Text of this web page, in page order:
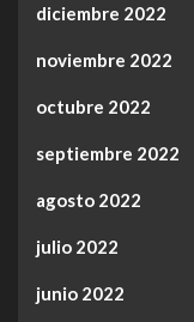
diciembre 2022
noviembre 2022
octubre 2022
septiembre 2022
agosto 2022
julio 2022
junio 2022